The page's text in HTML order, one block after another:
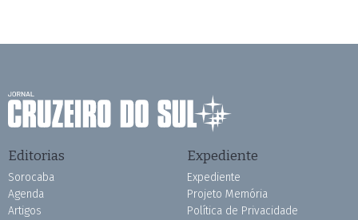
Editorias
Sorocaba
Agenda
Artigos
Expediente
Expediente
Projeto Memória
Política de Privacidade